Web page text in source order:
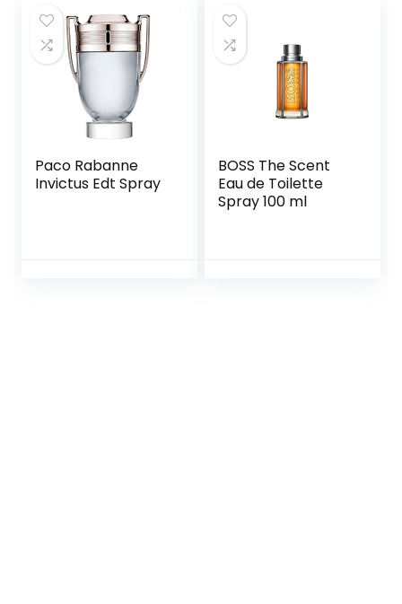
Paco Rabanne
Invictus Edt Spray
BOSS The Scent
Eau de Toilette
Spray 100 ml